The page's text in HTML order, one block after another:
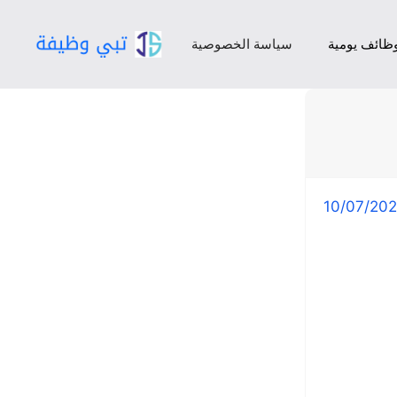
يومية سياسة الخصوصية
10/07/